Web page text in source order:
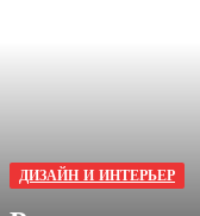
ДИЗАЙН И ИНТЕРЬЕР